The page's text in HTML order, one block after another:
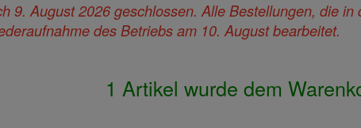
9. August 2026 geschlossen. Alle Bestellungen, die
des Betriebs am 10. August bearbeitet.
1 Artikel wurde dem